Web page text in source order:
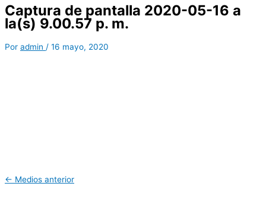
Captura de pantalla 2020-05-16 a
la(s) 9.00.57 p. m.
Por admin / 16 mayo, 2020
← Medios anterior